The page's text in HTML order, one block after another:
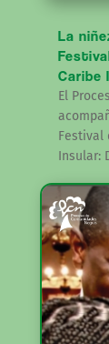
La
Caribe
El
Festival
Insular: